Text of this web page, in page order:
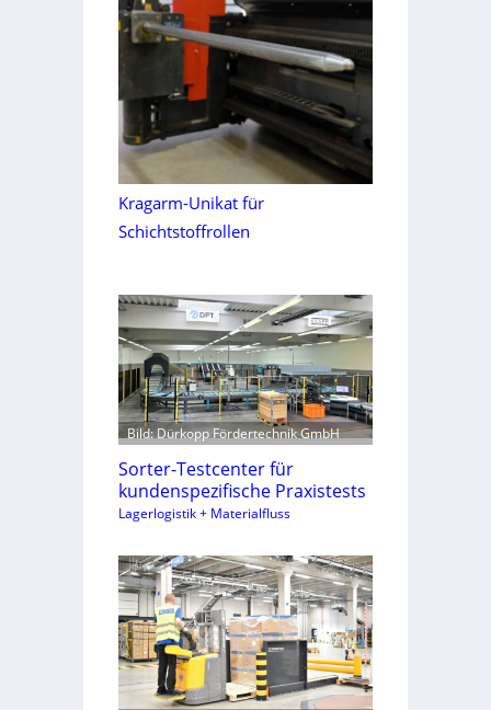
Kragarm-Unikat für
Schichtstoffrollen
Bild: Dürkopp Fördertechnik GmbH
Sorter-Testcenter für
kundenspezifische Praxistests
Lagerlogistik + Materialfluss